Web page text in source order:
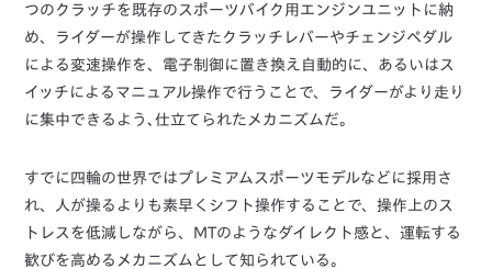
つのクラッチを既存のスポーツバイク用エンジンユニットに納
め、ライダーが操作してきたクラッチレバーやチェンジペダル
による変速操作を、電子制御に置き換え自動的に、あるいはス
イッチによるマニュアル操作で行うことで、ライダーがより走り
に集中できるよう､仕立てられたメカニズムだ。
すでに四輪の世界ではプレミアムスポーツモデルなどに採用さ
れ、人が操るよりも素早くシフト操作することで、操作上のス
トレスを低減しながら、MTのようなダイレクト感と、運転する
歓びを高めるメカニズムとして知られている。